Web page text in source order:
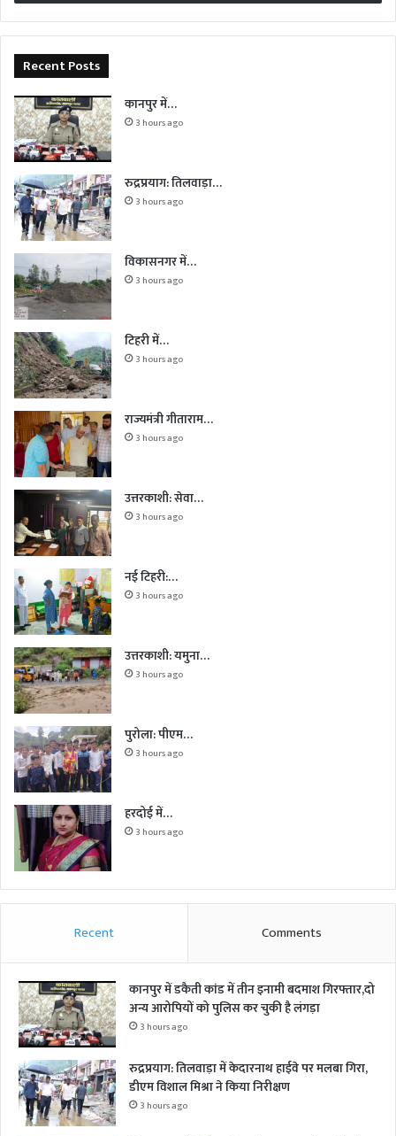
Recent Posts
कानपुर में…
3 hours ago
रुद्रप्रयाग: तिलवाड़ा…
3 hours ago
विकासनगर में…
3 hours ago
टिहरी में…
3 hours ago
राज्यमंत्री गीताराम…
3 hours ago
उत्तरकाशी: सेवा…
3 hours ago
नई टिहरी:…
3 hours ago
उत्तरकाशी: यमुना…
3 hours ago
पुरोला: पीएम…
3 hours ago
हरदोई में…
3 hours ago
Recent Comments
कानपुर में डकैती कांड में तीन इनामी बदमाश गिरफ्तार,दो
अन्य आरोपियों को पुलिस कर चुकी है लंगड़ा
3 hours ago
रुद्रप्रयाग: तिलवाड़ा में केदारनाथ हाईवे पर मलबा गिरा,
डीएम विशाल मिश्रा ने किया निरीक्षण
3 hours ago